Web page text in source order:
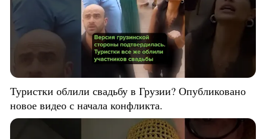
Туристки облили свадьбу в Грузии? Опубликовано
новое видео с начала конфликта.